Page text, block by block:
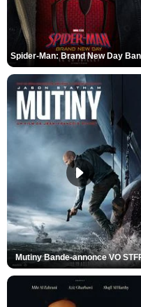
Mutiny Bande-annonce VO